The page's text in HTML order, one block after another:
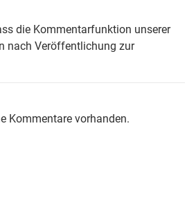
die Kommentarfunktion unserer
nach Veröffentlichung zur
Kommentare vorhanden.